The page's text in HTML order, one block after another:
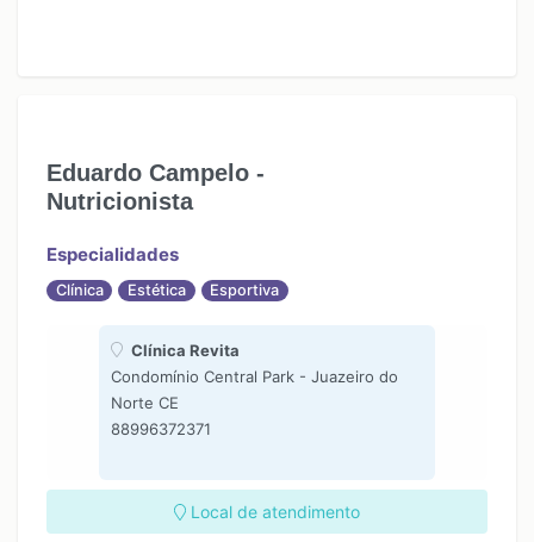
Eduardo Campelo -
Nutricionista
Especialidades
Clínica Estética Esportiva
Clínica Revita
Condomínio Central Park - Juazeiro do
Norte CE
88996372371
Local de atendimento